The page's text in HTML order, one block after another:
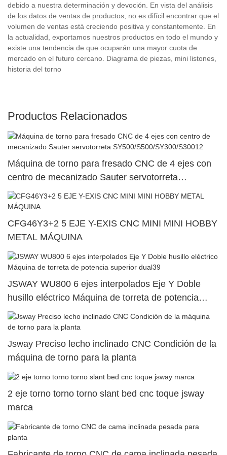
debido a nuestra determinación y devoción. En vista del análisis
de los datos de ventas de productos, no es difícil encontrar que el
volumen de ventas está creciendo positiva y constantemente. En
la actualidad, exportamos nuestros productos en todo el mundo y
existe una tendencia de que ocuparán una mayor cuota de
mercado en el futuro cercano. Diagrama de piezas, mini listones,
historia del torno
Productos Relacionados
Máquina de torno para fresado CNC de 4 ejes con
centro de mecanizado Sauter servotorreta
SY500/S500/SY300/S30012
CFG46Y3+2 5 EJE Y-EXIS CNC MINI MINI HOBBY
METAL MÁQUINA
JSWAY WU800 6 ejes interpolados Eje Y Doble
husillo eléctrico Máquina de torreta de potencia
superior dual39
Jsway Preciso lecho inclinado CNC Condición de la
máquina de torno para la planta
2 eje torno torno torno slant bed cnc toque jsway
marca